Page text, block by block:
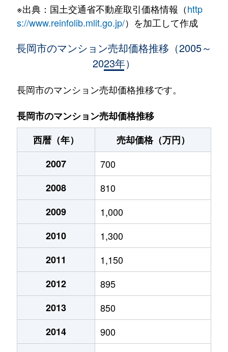
大手通
4,200万円 長岡
徒歩6分
4,700万円
大手通
5,100万円 長岡
大手通
2,100万円 長岡
大手通
3,800万円 長岡
3,000万円
1,100万円
学校町
680万円
学校町
3,000万円
学校町
2,800万円
学校町
680万円
学校町
1,400万円
800万円
※出典：国土交通省不動産取引価格情報（http
s://www.reinfolib.mlit.go.jp/）を加工して作成
長岡市のマンション売却価格推移（2005～
2023年）
長岡市のマンション売却価格推移です。
長岡市のマンション売却価格推移
西暦（年）
売却価格（万円）
2007
700
2008
810
2009
1,000
2010
1,300
2011
1,150
2012
895
2013
850
2014
900